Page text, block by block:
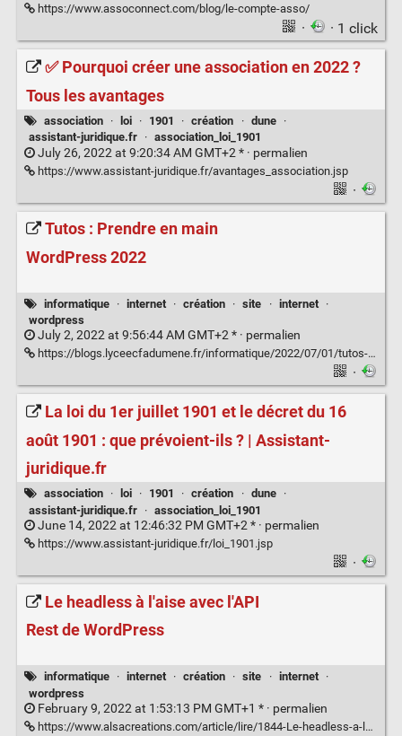
https://www.assoconnect.com/blog/le-compte-asso/
· · 1 click
✅ Pourquoi créer une association en 2022 ?
Tous les avantages
association · loi · 1901 · création · dune
·
assistant-juridique.fr
· association_loi_1901
July 26, 2022 at 9:20:34 AM GMT+2 * · permalien
https://www.assistant-juridique.fr/avantages_association.jsp
·
Tutos : Prendre en main
WordPress 2022
informatique · internet · création · site · internet
·
wordpress
July 2, 2022 at 9:56:44 AM GMT+2 * · permalien
https://blogs.lyceecfadumene.fr/informatique/2022/07/01/tutos-prendre-en-main-wordpress-2022/
·
La loi du 1er juillet 1901 et le décret du 16
août 1901 : que prévoient-ils ? | Assistant-
juridique.fr
association · loi · 1901 · création · dune
·
assistant-juridique.fr
· association_loi_1901
June 14, 2022 at 12:46:32 PM GMT+2 * · permalien
https://www.assistant-juridique.fr/loi_1901.jsp
·
Le headless à l'aise avec l'API
Rest de WordPress
informatique · internet · création · site · internet
·
wordpress
February 9, 2022 at 1:53:13 PM GMT+1 * · permalien
https://www.alsacreations.com/article/lire/1844-Le-headless-a-laise-avec-lAPI-Rest-de-WordPress.html